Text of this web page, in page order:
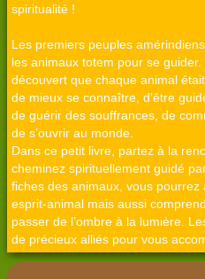
spiritualité !
Les premiers peuples
les animaux totem pour se
découvert que chaque animal
de mieux se connaître, d’être
de guérir des souffrances, de
de s’ouvrir au monde.
Dans ce petit livre, partez à la
cheminez spirituellement guidé
fiches des animaux, vous
esprit-animal mais aussi
passer de l’ombre à la lumière.
de précieux alliés pour vous